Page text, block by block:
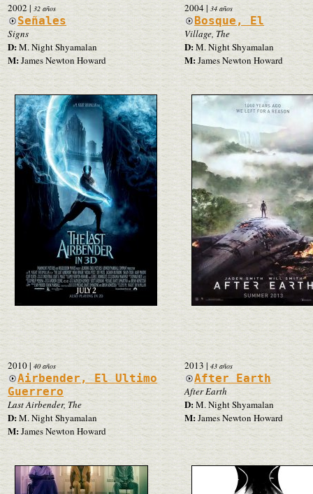
2002| 32 años
Señales
Signs
D:M. Night Shyamalan
M:James Newton Howard
2004| 34 años
Bosque, El
Village, The
D:M. Night Shyamalan
M:James Newton Howard
2010| 40 años
Airbender, El Ultimo
Guerrero
Last Airbender, The
D:M. Night Shyamalan
M:James Newton Howard
2013 | 43 años
After Earth
After Earth
D:M. Night Shyamalan
M:James Newton Howard